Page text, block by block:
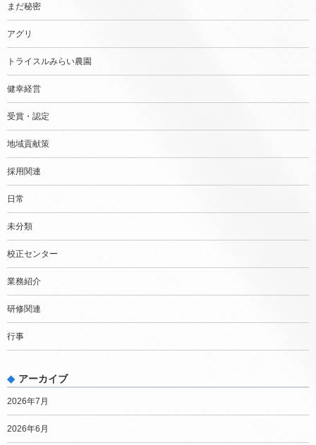
まだ秘密
アグリ
トライスルみらい農園
健幸経営
受賞・認定
地域貢献策
採用関連
日常
未分類
校正センター
業務紹介
研修関連
行事
アーカイブ
2026年7月
2026年6月